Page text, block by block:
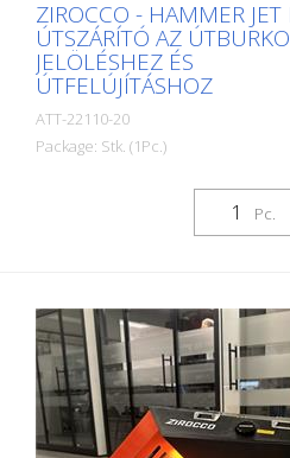
ZIROCCO - HAMMER JET
ÚTSZÁRÍTÓ AZ
JELÖLÉSHEZ ÉS
ÚTFELÚJÍTÁSHOZ
ATT-22110-20
Package: Stk. (1Pc.)
Zirocco - Hammer Jet MAX: A
sorozat továbbfejlesztett
3,5 km/h szárítási sebességgel. A
fúvóka a legjobb szárítási
a fúvóka lebegő hatásának
kényelmes munkapozíciót
beépített telematikával, a 30 %-
nagyobb teljesítménnyel, a 7,3
üzemanyagtartállyal és a 18 V-os
akkumulátorral 200 perc
Pc.